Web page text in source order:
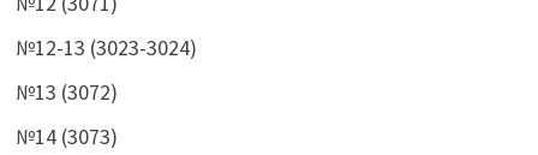
№12-13 (3023-3024)
№13 (3072)
№14 (3073)